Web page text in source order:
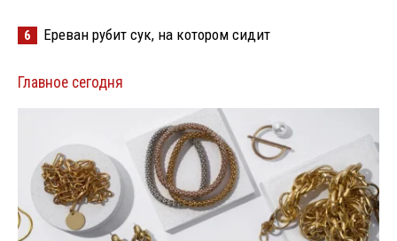
6 Ереван рубит сук, на котором сидит
Главное сегодня